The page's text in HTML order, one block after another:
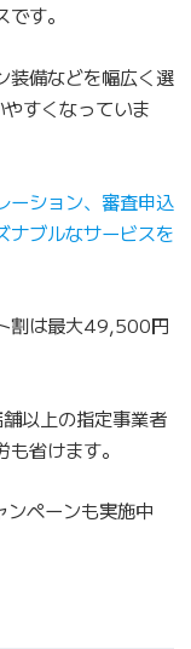
す。
装備などを幅広く選
すくなっていま
ーション、審査申込
ナブルなサービスを
割は最大49,500円
以上の指定事業者
省けます。
ペーンも実施中